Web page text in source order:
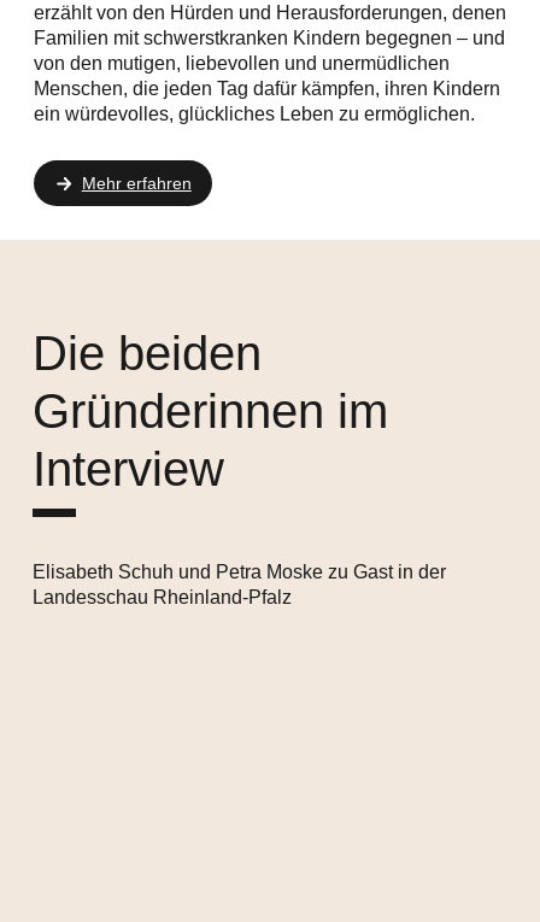
erzählt von den Hürden und Herausforderungen, denen
Familien mit schwerstkranken Kindern begegnen – und
von den mutigen, liebevollen und unermüdlichen
Menschen, die jeden Tag dafür kämpfen, ihren Kindern
ein würdevolles, glückliches Leben zu ermöglichen.
Mehr erfahren
Die beiden
Gründerinnen im
Interview
Elisabeth Schuh und Petra Moske zu Gast in der
Landesschau Rheinland-Pfalz